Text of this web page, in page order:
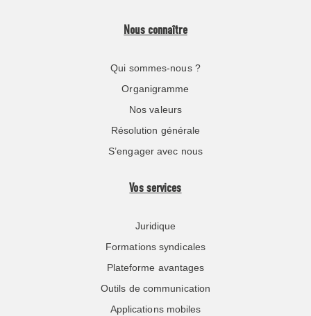
Nous connaître
Qui sommes-nous ?
Organigramme
Nos valeurs
Résolution générale
S’engager avec nous
Vos services
Juridique
Formations syndicales
Plateforme avantages
Outils de communication
Applications mobiles